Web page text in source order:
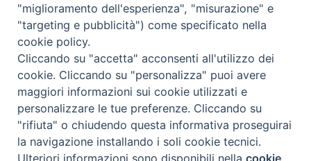
Consiglio scientifico
Coordinamento nazionale
COPYRIGHT Scienza & Vita - C.F96600690588- Tutti i
diritti -Privacy- Credits
"miglioramento dell'esperienza", "misurazione" e
"targeting e pubblicità") come specificato nella
cookie policy.
Cliccando su "accetta" acconsenti all'utilizzo dei
cookie. Cliccando su "personalizza" puoi avere
maggiori informazioni sui cookie utilizzati e
personalizzare le tue preferenze. Cliccando su
"rifiuta" o chiudendo questa informativa proseguirai
la navigazione installando i soli cookie tecnici.